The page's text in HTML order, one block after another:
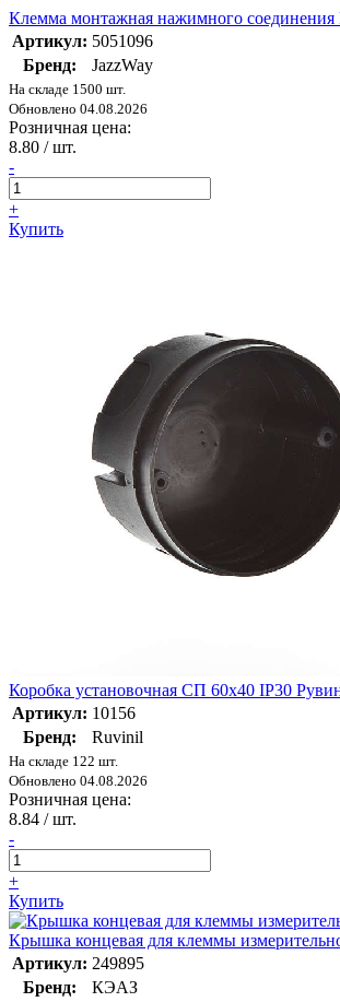
Клемма монтажная нажимного
Артикул: 5051096
Бренд:
JazzWay
На складе 1500 шт.
Обновлено 04.08.2026
Розничная цена:
8.80 / шт.
-
+
Купить
Коробка установочная СП 60х40 IP30
Артикул: 10156
Бренд:
Ruvinil
На складе 122 шт.
Обновлено 04.08.2026
Розничная цена:
8.84 / шт.
-
+
Купить
Крышка концевая для клеммы
Артикул: 249895
Бренд:
КЭАЗ